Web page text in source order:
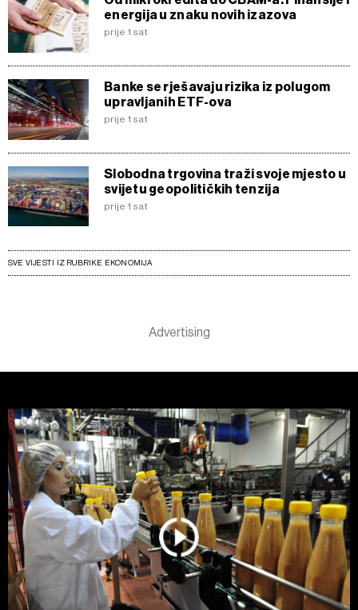
energija u znaku novih izazova
prije 1 sat
Banke se rješavaju rizika iz polugom
upravljanih ETF-ova
prije 1 sat
Slobodna trgovina traži svoje mjesto u
svijetu geopolitičkih tenzija
prije 1 sat
SVE VIJESTI IZ RUBRIKE EKONOMIJA